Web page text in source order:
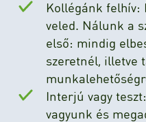
Kollégánk felhív:
veled. Nálunk a
első: mindig
szeretnél, illetve
Interjú vagy
vagyunk és